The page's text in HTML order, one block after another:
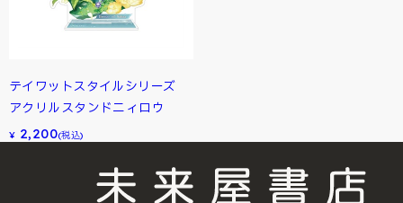
テイワットスタイルシリーズ
アクリルスタンドニィロウ
¥ 2,200(税込)